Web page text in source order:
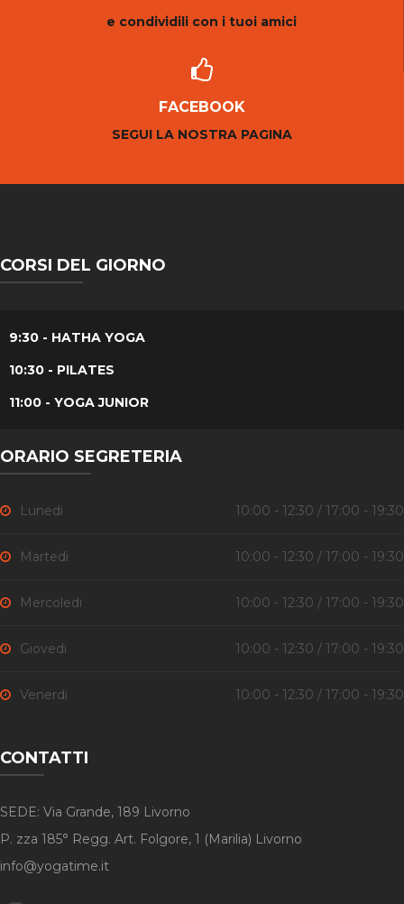
e condividili con i tuoi amici
FACEBOOK
SEGUI LA NOSTRA PAGINA
CORSI DEL GIORNO
9:30 - HATHA YOGA
10:30 - PILATES
11:00 - YOGA JUNIOR
ORARIO SEGRETERIA
Lunedi 10:00 - 12:30 / 17:00 - 19:30
Martedi 10:00 - 12:30 / 17:00 - 19:30
Mercoledi 10:00 - 12:30 / 17:00 - 19:30
Giovedi 10:00 - 12:30 / 17:00 - 19:30
Venerdi 10:00 - 12:30 / 17:00 - 19:30
CONTATTI
SEDE: Via Grande, 189 Livorno
P. zza 185° Regg. Art. Folgore, 1 (Marilia) Livorno
info@yogatime.it